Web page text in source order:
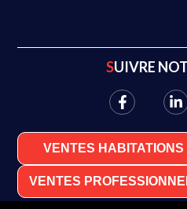
SUIVRE
VENTES HABITATIONS
VENTES